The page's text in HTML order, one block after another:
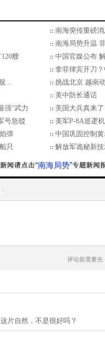
南海突传重磅
南海局势升温
艘
中国官媒公布
拿菲律宾开刀
...
挑战北京 越南
美中防长通话
强”武力
美国大兵真来
号急驳
美军P-8A巡逻
弹
中国巩固控制
只
解放军诡秘新
“南海局势”
评论前需要先
片自然，不是很好吗？